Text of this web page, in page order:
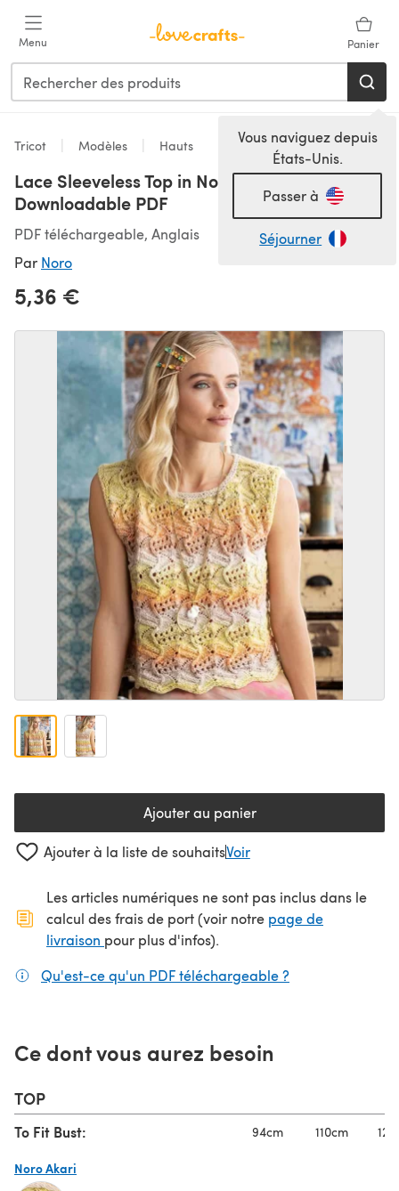
Menu Panier
Vous naviguez depuis
États-Unis.
Passer à
Séjourner
Tricot Modèles Hauts
Lace Sleeveless Top in Noro Akari - 16773 -
Downloadable PDF
PDF téléchargeable, Anglais
Par Noro
5,36 €
Ajouter au panier
Ajouter à la liste de souhaitsVoir
Les articles numériques ne sont pas inclus dans le
calcul des frais de port (voir notre page de
livraison (s'ouvre dans un nouvel onglet)
pour plus d'infos).
Qu'est-ce qu'un PDF téléchargeable ?
Ce dont vous aurez besoin
TOP
To Fit Bust: 94cm 110cm
Noro Akari